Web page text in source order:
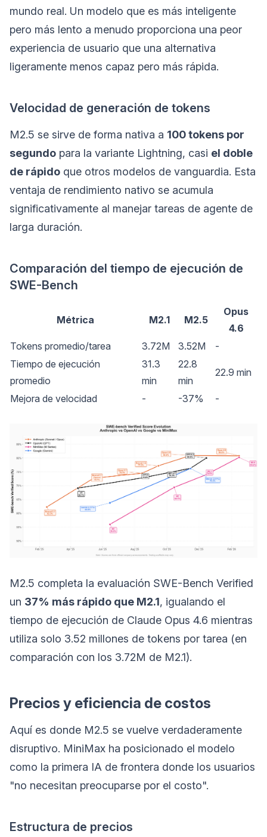
mundo real. Un modelo que es más inteligente
pero más lento a menudo proporciona una peor
experiencia de usuario que una alternativa
ligeramente menos capaz pero más rápida.
Velocidad de generación de tokens
M2.5 se sirve de forma nativa a 100 tokens por
segundo para la variante Lightning, casi el doble
de rápido que otros modelos de vanguardia. Esta
ventaja de rendimiento nativo se acumula
significativamente al manejar tareas de agente de
larga duración.
Comparación del tiempo de ejecución de
SWE-Bench
Métrica M2.1 M2.5
Opus
4.6
Tokens promedio/tarea
3.72M 3.52M
-
Tiempo de ejecución
promedio
31.3
min
22.8
min
22.9 min
Mejora de velocidad - -37% -
M2.5 completa la evaluación SWE-Bench Verified
un 37% más rápido que M2.1, igualando el
tiempo de ejecución de Claude Opus 4.6 mientras
utiliza solo 3.52 millones de tokens por tarea (en
comparación con los 3.72M de M2.1).
Precios y eficiencia de costos
Aquí es donde M2.5 se vuelve verdaderamente
disruptivo. MiniMax ha posicionado el modelo
como la primera IA de frontera donde los usuarios
"no necesitan preocuparse por el costo".
Estructura de precios